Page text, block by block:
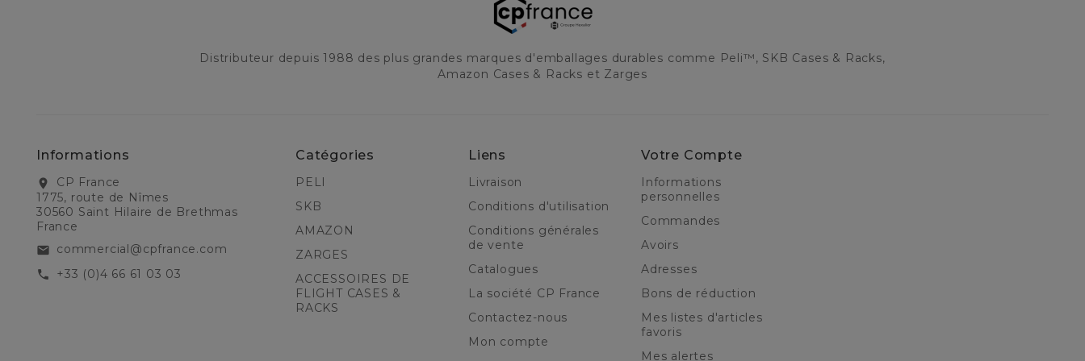
Distributeur depuis 1988 des plus grandes marques d'emballages durables comme Peli™, SKB Cases & Racks,
Amazon Cases & Racks et Zarges
Informations
location_on
CP France
1775, route de Nîmes
30560 Saint Hilaire de Brethmas
France
email commercial@cpfrance.com
call +33 (0)4 66 61 03 03
Catégories
PELI
SKB
AMAZON
ZARGES
ACCESSOIRES DE
FLIGHT CASES &
RACKS
Liens
Livraison
Conditions d'utilisation
Conditions générales
de vente
Catalogues
La société CP France
Contactez-nous
Mon compte
Votre Compte
Informations
personnelles
Commandes
Avoirs
Adresses
Bons de réduction
Mes listes d'articles
favoris
Mes alertes